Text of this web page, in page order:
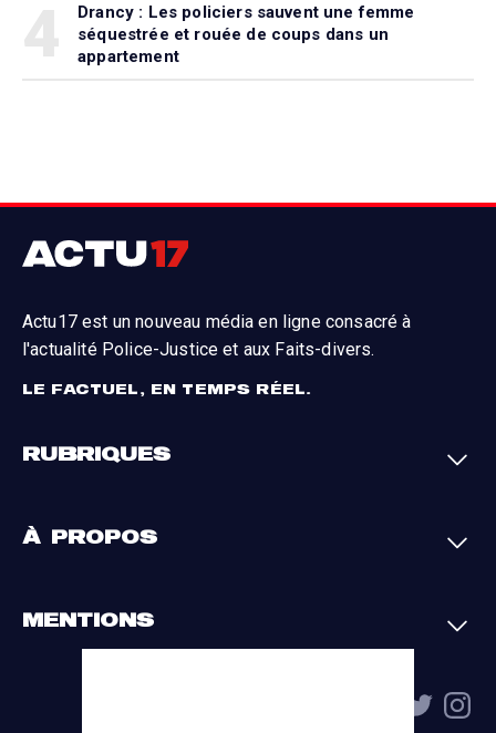
Drancy : Les policiers sauvent une femme
séquestrée et rouée de coups dans un
appartement
Actu17 est un nouveau média en ligne consacré à
l'actualité Police-Justice et aux Faits-divers.
LE FACTUEL, EN TEMPS RÉEL.
RUBRIQUES
Justice
Par région
À PROPOS
L'appli Actu17
MENTIONS
Conditions générales